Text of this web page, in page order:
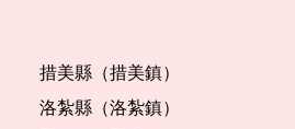
美縣（措美鎮）
紮縣（洛紮鎮）